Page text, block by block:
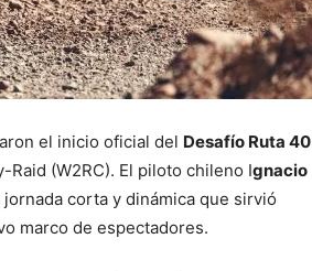
el inicio oficial del Desafío Ruta 40
(W2RC). El piloto chileno Ignacio
corta y dinámica que sirvió
marco de espectadores.